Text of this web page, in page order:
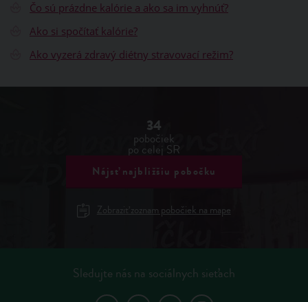
Čo sú prázdne kalórie a ako sa im vyhnúť?
Ako si spočítať kalórie?
Ako vyzerá zdravý diétny stravovací režim?
34
pobočiek
po celej SR
Nájsť najbližšiu pobočku
Zobraziť zoznam pobočiek na mape
Sledujte nás na sociálnych sieťach